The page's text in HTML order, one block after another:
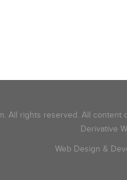
All rights reserved. All
Derivative
Web Design &